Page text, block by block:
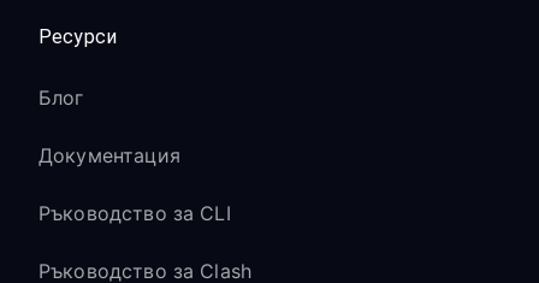
Ресурси
Блог
Документация
Ръководство за CLI
Ръководство за Clash